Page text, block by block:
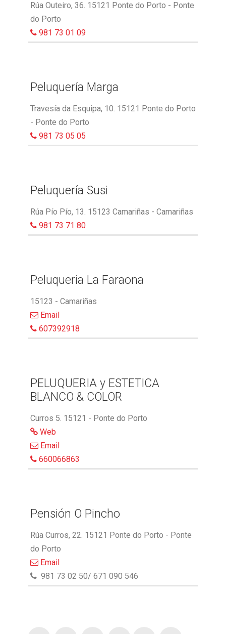
Rúa Outeiro, 36. 15121 Ponte do Porto - Ponte
do Porto
981 73 01 09
Peluquería Marga
Travesía da Esquipa, 10. 15121 Ponte do Porto
- Ponte do Porto
981 73 05 05
Peluquería Susi
Rúa Pío Pío, 13. 15123 Camariñas - Camariñas
981 73 71 80
Peluqueria La Faraona
15123 - Camariñas
Email
607392918
PELUQUERIA y ESTETICA
BLANCO & COLOR
Curros 5. 15121 - Ponte do Porto
Web
Email
660066863
Pensión O Pincho
Rúa Curros, 22. 15121 Ponte do Porto - Ponte
do Porto
Email
981 73 02 50/ 671 090 546